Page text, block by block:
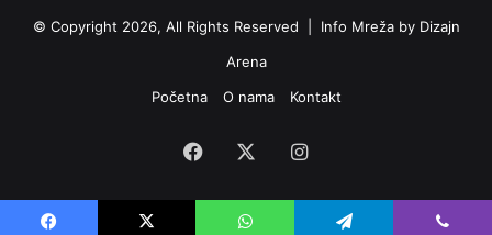
© Copyright 2026, All Rights Reserved | Info Mreža by Dizajn
Arena
Početna
O nama Kontakt
Facebook Instagram